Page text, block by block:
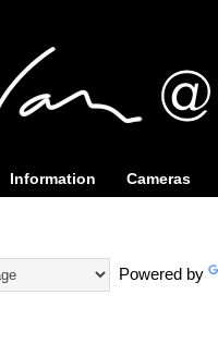
Information Cameras
Powered by